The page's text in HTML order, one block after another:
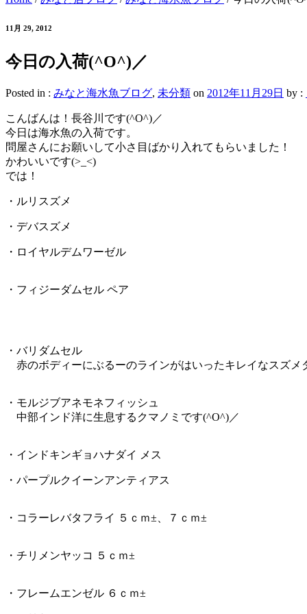
11月 29, 2012
今日の入荷(^O^)／
Posted in : みなと海水魚ブログ, 未分類 on 2012年11月29日 by :
こんばんは！長谷川です(^O^)／
今日は海水魚の入荷です。
問屋さんにお願いして小さ目ばかり入れてもらいました！
かわいいです(>_<)
では！
・ルリスズメ
・デバスズメ
・ロイヤルデムワーゼル
・フィジーダムセル ペア
・バリダムセル
赤のボディーにぶるーのラインがはいったキレイなスズメ
・モルジブアネモネフィッシュ
中部インド洋に生息するクマノミです(^O^)／
・インドキンギョハナダイ メス
・パープルクイーンアンティアス
・コラーレバタフライ ５ｃｍ±、７ｃｍ±
・チリメンヤッコ ５ｃｍ±
・フレームエンゼル ６ｃｍ±